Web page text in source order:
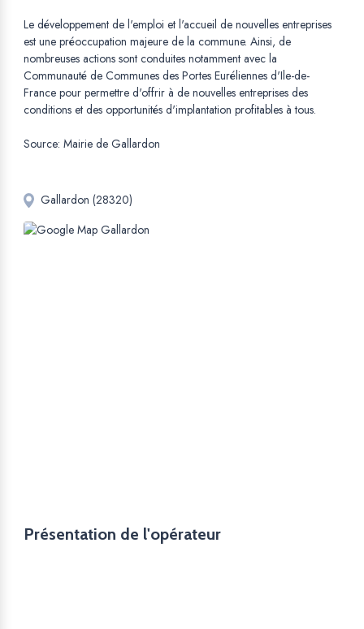
Le développement de l'emploi et l'accueil de nouvelles entreprises
est une préoccupation majeure de la commune. Ainsi, de
nombreuses actions sont conduites notamment avec la
Communauté de Communes des Portes Euréliennes d'Ile-de-
France pour permettre d'offrir à de nouvelles entreprises des
conditions et des opportunités d'implantation profitables à tous.
Source: Mairie de Gallardon
Gallardon (28320)
Présentation de l'opérateur